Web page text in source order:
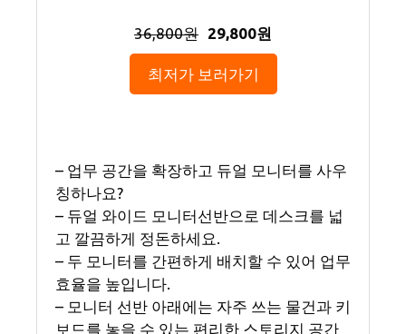
36,800원 29,800원
최저가 보러가기
– 업무 공간을 확장하고 듀얼 모니터를 사우
칭하나요?
– 듀얼 와이드 모니터선반으로 데스크를 넓
고 깔끔하게 정돈하세요.
– 두 모니터를 간편하게 배치할 수 있어 업무
효율을 높입니다.
– 모니터 선반 아래에는 자주 쓰는 물건과 키
보드를 놓을 수 있는 편리한 스토리지 공간